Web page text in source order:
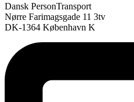
Dansk PersonTransport
Nørre Farimagsgade 11 3tv
DK-1364 København K